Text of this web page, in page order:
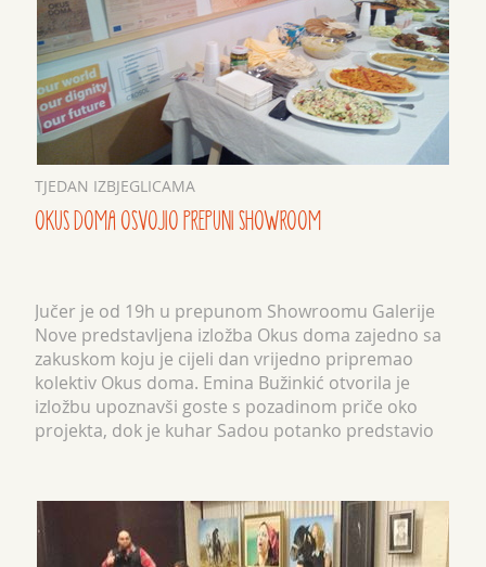
TJEDAN IZBJEGLICAMA
OKUS DOMA OSVOJIO PREPUNI SHOWROOM
Jučer je od 19h u prepunom Showroomu Galerije
Nove predstavljena izložba Okus doma zajedno sa
zakuskom koju je cijeli dan vrijedno pripremao
kolektiv Okus doma. Emina Bužinkić otvorila je
izložbu upoznavši goste s pozadinom priče oko
projekta, dok je kuhar Sadou potanko predstavio